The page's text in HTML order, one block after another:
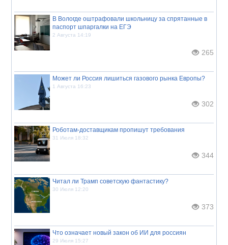
В Вологде оштрафовали школьницу за спрятанные в
паспорт шпаргалки на ЕГЭ
2 Августа 14:19
265
Может ли Россия лишиться газового рынка Европы?
1 Августа 16:23
302
Роботам-доставщикам пропишут требования
31 Июля 18:32
344
Читал ли Трамп советскую фантастику?
30 Июля 12:20
373
Что означает новый закон об ИИ для россиян
29 Июля 15:27